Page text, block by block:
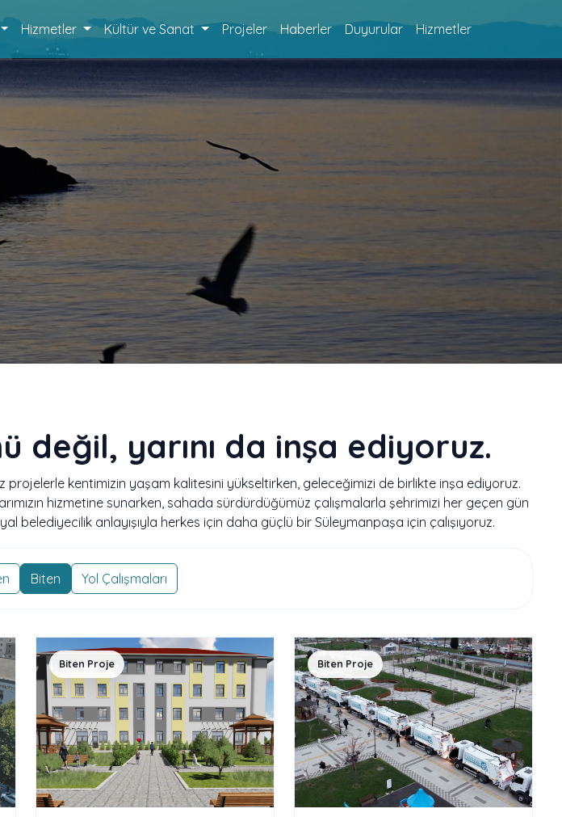
Hizmetler Kültür ve Sanat Projeler Haberler Duyurular Hizmetler
değil, yarını da inşa ediyoruz.
kentimizin yaşam kalitesini yükseltirken, geleceğimizi de birlikte inşa ediyoruz.
hizmetine sunarken, sahada sürdürdüğümüz çalışmalarla şehrimizi her geçen gün
belediyecilik anlayışıyla herkes için daha güçlü bir Süleymanpaşa için çalışıyoruz.
Biten Yol Çalışmaları
Biten Proje Biten Proje